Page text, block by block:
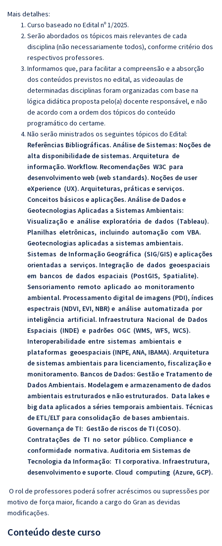
Mais detalhes:
Curso baseado no Edital nº 1/2025.
Serão abordados os tópicos mais relevantes de cada
disciplina (não necessariamente todos), conforme critério dos
respectivos professores.
Informamos que, para facilitar a compreensão e a absorção
dos conteúdos previstos no edital, as videoaulas de
determinadas disciplinas foram organizadas com base na
lógica didática proposta pelo(a) docente responsável, e não
de acordo com a ordem dos tópicos do conteúdo
programático do certame.
Não serão ministrados os seguintes tópicos do Edital:
Referências Bibliográficas. Análise de Sistemas: Noções de
alta disponibilidade de sistemas. Arquitetura de
informação. Workflow. Recomendações W3C para
desenvolvimento web (web standards). Noções de user
eXperience (UX). Arquiteturas, práticas e serviços.
Conceitos básicos e aplicações. Análise de Dados e
Geotecnologias Aplicadas a Sistemas Ambientais:
Visualização e análise exploratória de dados (Tableau).
Planilhas eletrônicas, incluindo automação com VBA.
Geotecnologias aplicadas a sistemas ambientais.
Sistemas de Informação Geográfica (SIG/GIS) e aplicações
orientadas a serviços. Integração de dados geoespaciais
em bancos de dados espaciais (PostGIS, Spatialite).
Sensoriamento remoto aplicado ao monitoramento
ambiental. Processamento digital de imagens (PDI), índices
espectrais (NDVI, EVI, NBR) e análise automatizada por
inteligência artificial. Infraestrutura Nacional de Dados
Espaciais (INDE) e padrões OGC (WMS, WFS, WCS).
Interoperabilidade entre sistemas ambientais e
plataformas geoespaciais (INPE, ANA, IBAMA). Arquitetura
de sistemas ambientais para licenciamento, fiscalização e
monitoramento. Bancos de Dados: Gestão e Tratamento de
Dados Ambientais. Modelagem e armazenamento de dados
ambientais estruturados e não estruturados. Data lakes e
big data aplicados a séries temporais ambientais. Técnicas
de ETL/ELT para consolidação de bases ambientais.
Governança de TI: Gestão de riscos de TI (COSO).
Contratações de TI no setor público. Compliance e
conformidade normativa. Auditoria em Sistemas de
Tecnologia da Informação: TI corporativa. Infraestrutura,
desenvolvimento e suporte. Cloud computing (Azure, GCP).
O rol de professores poderá sofrer acréscimos ou supressões por
motivo de força maior, ficando a cargo do Gran as devidas
modificações.
Conteúdo deste curso